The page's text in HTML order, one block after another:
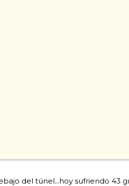
del túnel...hoy sufriendo 43